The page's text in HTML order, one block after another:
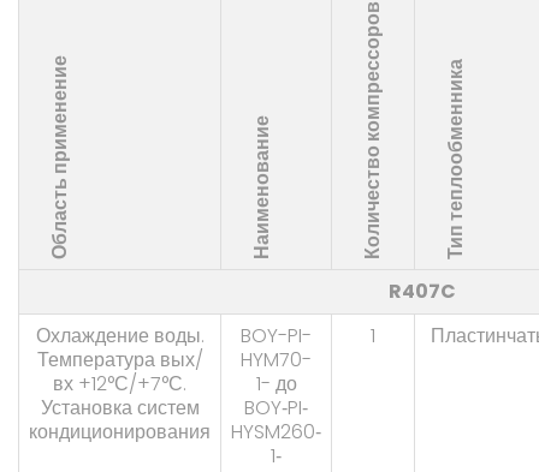
Область применение Наименование Количество компрессоров Тип теплообменника
R407C
Охлаждение воды.
Температура вых/
вх +12°С/+7°С.
Установка систем
кондиционирования
BOY-PI-
HYM70-
1- до
BOY‐PI‐
HYSM260‐
1‐
1